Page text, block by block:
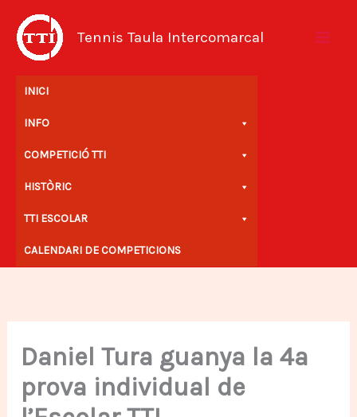
contingut
Tennis Taula Intercomarcal
INICI
INFO
COMPETICIÓ TTI
HISTÒRIC
TTI ESCOLAR
CALENDARI DE COMPETICIONS
Daniel Tura guanya la 4a
prova individual de